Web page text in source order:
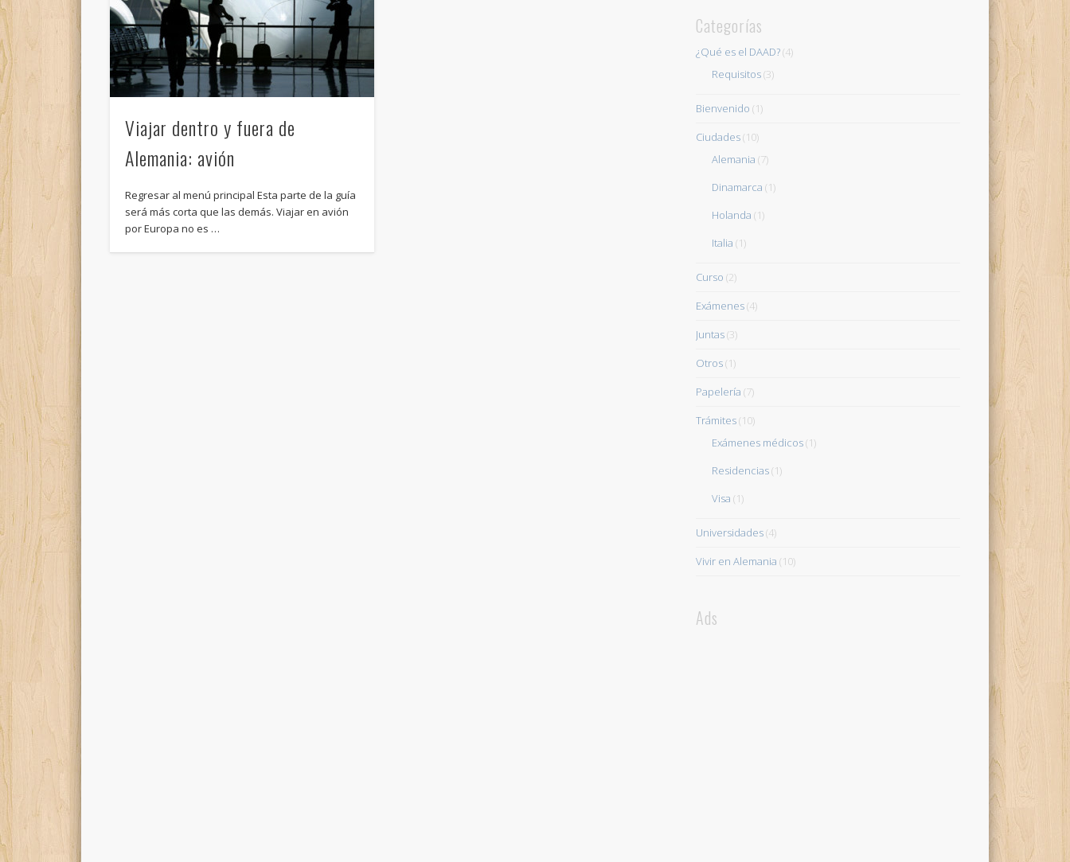
Viajar dentro y fuera de
Alemania: avión
Regresar al menú principal Esta parte de la guía
será más corta que las demás. Viajar en avión
por Europa no es …
Categorías
¿Qué es el DAAD?(4)
Requisitos(3)
Bienvenido (1)
Ciudades(10)
Alemania (7)
Dinamarca (1)
Holanda (1)
Italia (1)
Curso (2)
Exámenes(4)
Juntas(3)
Otros(1)
Papelería (7)
Trámites(10)
Exámenes médicos(1)
Residencias(1)
Visa (1)
Universidades(4)
Vivir en Alemania (10)
Ads